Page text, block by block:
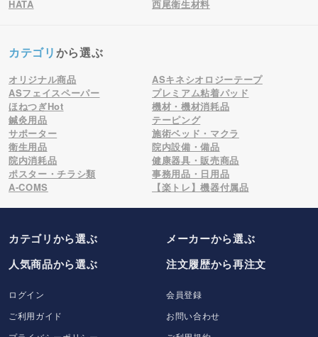
HATA
西尾衛生材料
カテゴリから選ぶ
オリジナル商品
ASキネシオロジーテープ
ASフェイスペーパー
プレミアム粘着パッド
ほねつぎHot
機材・機材消耗品
鍼灸用品
テーピング
サポーター
施術ベッド・マクラ
衛生用品
院内設備・備品
院内消耗品
健康器具・販売商品
ポスター・チラシ類
事務用品・日用品
A-COMS
【楽トレ】機器付属品
カテゴリから選ぶ メーカーから選ぶ
人気商品から選ぶ
注文履歴から再注文
ログイン
会員登録
ご利用ガイド
お問い合わせ